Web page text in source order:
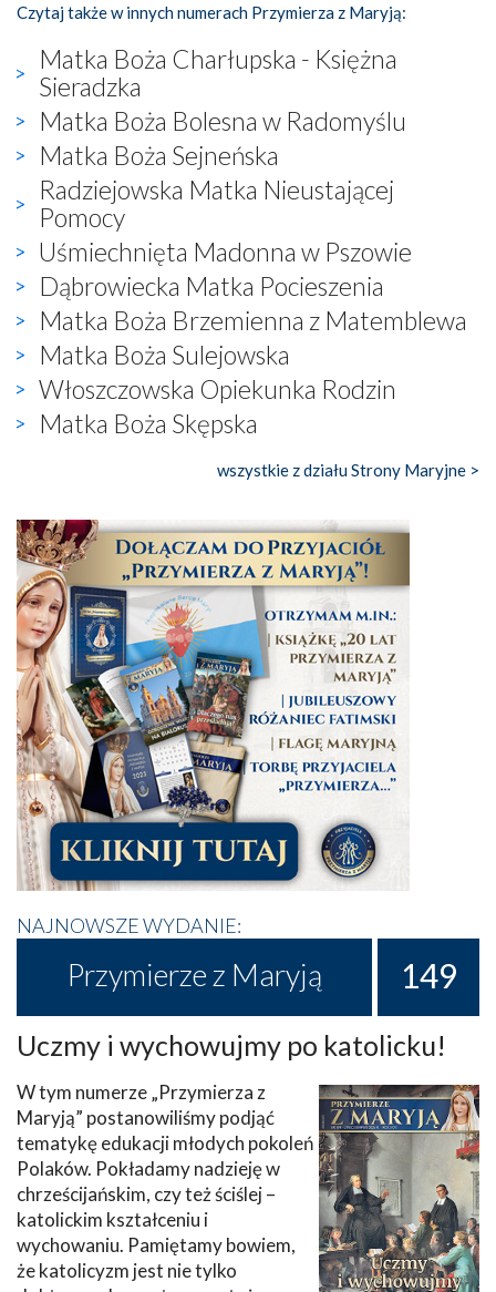
Czytaj także w innych numerach Przymierza z Maryją:
Matka Boża Charłupska - Księżna
Sieradzka
Matka Boża Bolesna w Radomyślu
Matka Boża Sejneńska
Radziejowska Matka Nieustającej
Pomocy
Uśmiechnięta Madonna w Pszowie
Dąbrowiecka Matka Pocieszenia
Matka Boża Brzemienna z Matemblewa
Matka Boża Sulejowska
Włoszczowska Opiekunka Rodzin
Matka Boża Skępska
wszystkie z działu Strony Maryjne >
NAJNOWSZE WYDANIE:
Przymierze z Maryją 149
Uczmy i wychowujmy po katolicku!
W tym numerze „Przymierza z
Maryją” postanowiliśmy podjąć
tematykę edukacji młodych pokoleń
Polaków. Pokładamy nadzieję w
chrześcijańskim, czy też ściślej –
katolickim kształceniu i
wychowaniu. Pamiętamy bowiem,
że katolicyzm jest nie tylko